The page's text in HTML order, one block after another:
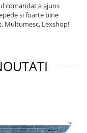
comandat a ajuns
si foarte bine
Multumesc, Lexshop!